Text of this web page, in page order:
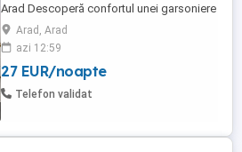
Arad Descoperă confortul unei garsoniere
moderne, recent renovate, amenajată
elegant și pregătită să îți ofere o
experiență plăcută, fie că ești în interes de
serviciu, în vacanță sau doar în tranzit prin
Arad. Facilități și dotări: Aer condiționat ...
Arad, Arad
azi 12:59
27 EUR/noapte
Telefon validat